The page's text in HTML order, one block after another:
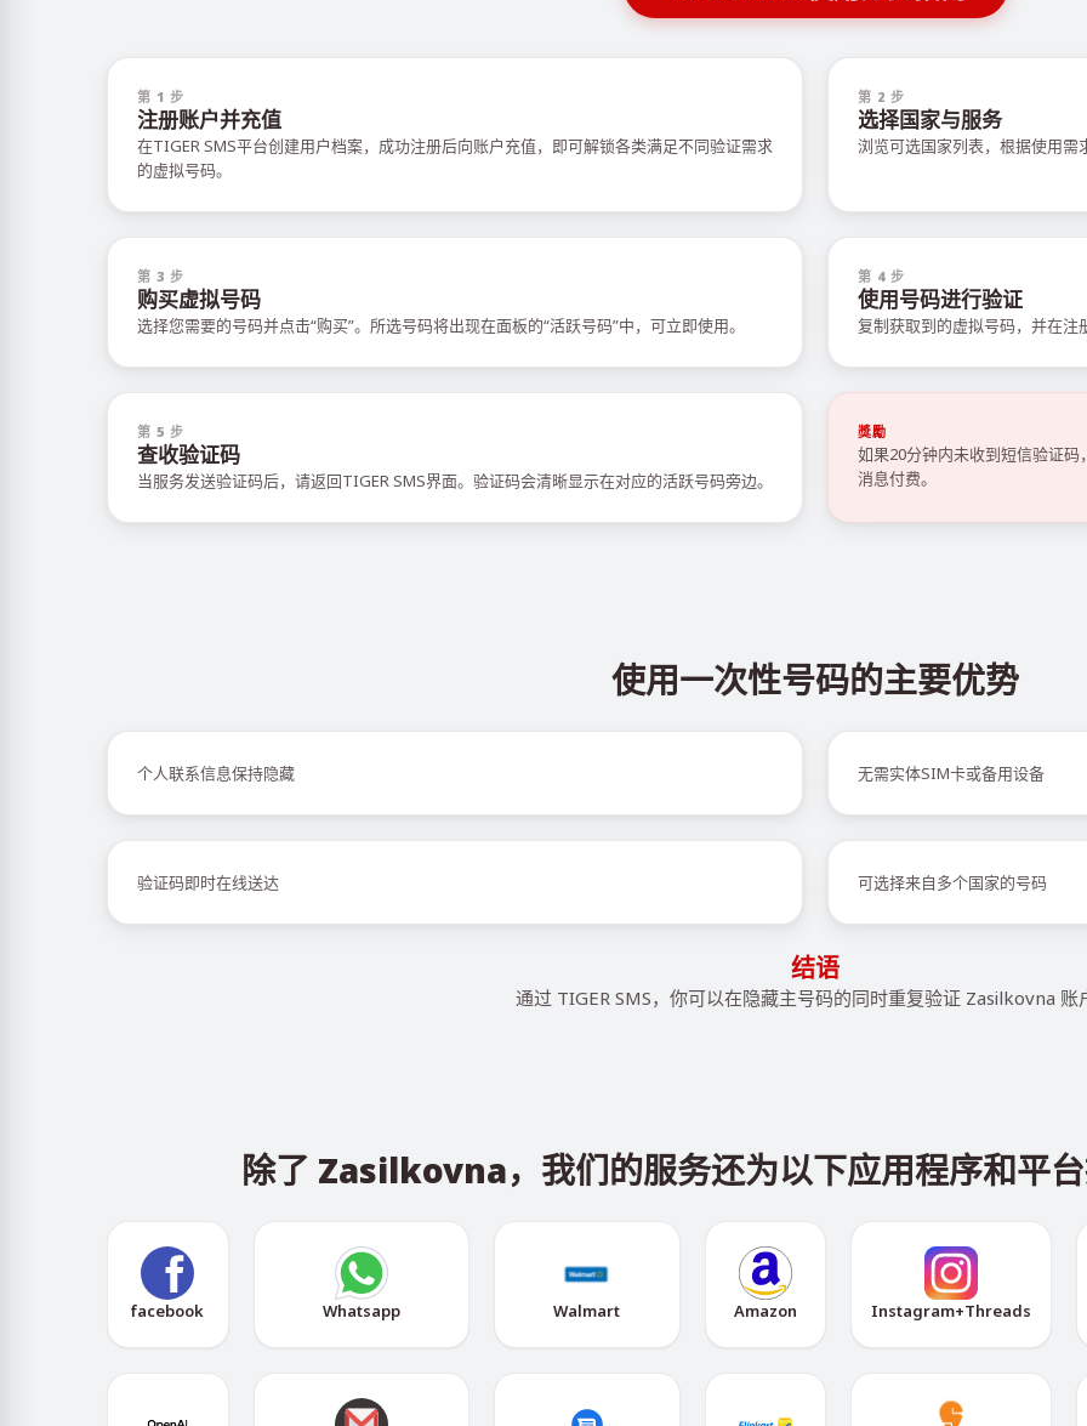
第 1 步
注册账户并充值
在TIGER SMS平台创建用户档案，成功注册后向账户充值，即可解锁各类满足不同验证需求
的虚拟号码。
第 2 步
选择国家与服务
浏览可选国家列表，根据使用需
第 3 步
购买虚拟号码
选择您需要的号码并点击“购买”。所选号码将出现在面板的“活跃号码”中，可立即使用。
第 4 步
使用号码进行验证
复制获取到的虚拟号码，并在
第 5 步
查收验证码
当服务发送验证码后，请返回TIGER SMS界面。验证码会清晰显示在对应的活跃号码旁边。
獎勵
如果20分钟内未收到短信验证
消息付费。
使用一次性号码的主要优势
个人联系信息保持隐藏 无需实体SIM卡或备用设备
验证码即时在线送达 可选择来自多个国家的号码
结语
通过 TIGER SMS，你可以在隐藏主号码的同时重复验证 Zasilkovna 账
除了 Zasilkovna，我们的服务还为以下应用程序和平
facebook Whatsapp Walmart Amazon Instagram+Threads